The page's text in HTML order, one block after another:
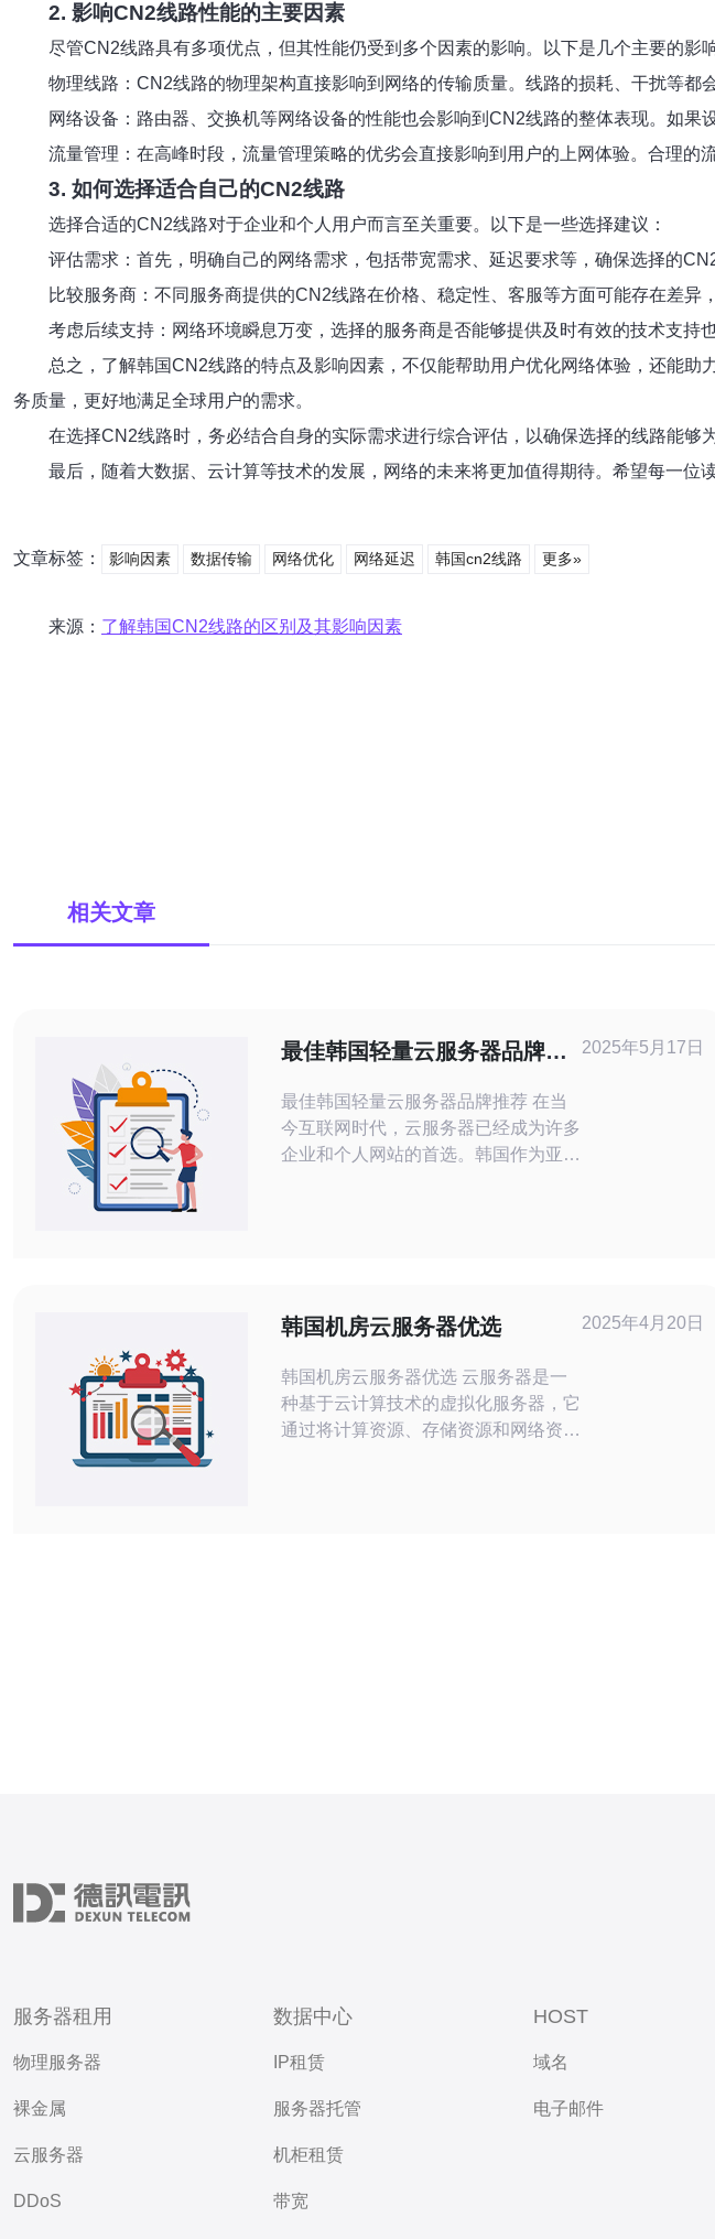
2. 影响CN2线路性能的主要因素
尽管CN2线路具有多项优点，但其性能仍受到多个因素的影响。以下是几个主要的影
物理线路：CN2线路的物理架构直接影响到网络的传输质量。线路的损耗、干扰等都
网络设备：路由器、交换机等网络设备的性能也会影响到CN2线路的整体表现。如果
流量管理：在高峰时段，流量管理策略的优劣会直接影响到用户的上网体验。合理的
3. 如何选择适合自己的CN2线路
选择合适的CN2线路对于企业和个人用户而言至关重要。以下是一些选择建议：
评估需求：首先，明确自己的网络需求，包括带宽需求、延迟要求等，确保选择的
比较服务商：不同服务商提供的CN2线路在价格、稳定性、客服等方面可能存在差异
考虑后续支持：网络环境瞬息万变，选择的服务商是否能够提供及时有效的技术支持
总之，了解韩国CN2线路的特点及影响因素，不仅能帮助用户优化网络体验，还能
务质量，更好地满足全球用户的需求。
在选择CN2线路时，务必结合自身的实际需求进行综合评估，以确保选择的线路能够
最后，随着大数据、云计算等技术的发展，网络的未来将更加值得期待。希望每一
文章标签： 影响因素 数据传输 网络优化 网络延迟 韩国cn2线路 更多»
来源： 了解韩国CN2线路的区别及其影响因素
相关文章
最佳韩国轻量云服务器品牌推
最佳韩国轻量云服务器品牌推荐 在当
今互联网时代，云服务器已经成为许多
企业和个人网站的首选。韩国作为亚洲
大的电信运营商之一，其云服务器产品
备受好评。
2025年5月17日
韩国机房云服务器优选
韩国机房云服务器优选 云服务器是一
种基于云计算技术的虚拟化服务器，它
通过将计算资源、存储资源和网络资源
2025年4月20日
服务器租用
物理服务器
裸金属
云服务器
DDoS
数据中心
IP租赁
服务器托管
机柜租赁
带宽
HOST
域名
电子邮件